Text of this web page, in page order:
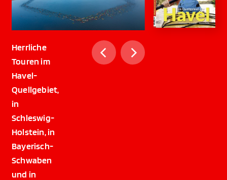
Herrliche
Touren im
Havel-
Quellgebiet,
in
Schleswig-
Holstein, in
Bayerisch-
Schwaben
und in